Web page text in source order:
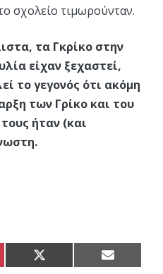
σχολείο τιμωρούνταν.
τα Γκρίκο στην
είχαν ξεχαστεί,
το γεγονός ότι ακόμη
των Γρίκο και του
ήταν (και
Share
on
Share
on